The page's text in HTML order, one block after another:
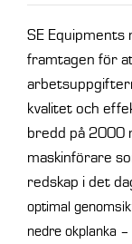
mängd
SE Equipments
framtagen för
kvalitet och
bredd på 2000
maskinförare
redskap i det
optimal
nedre okplanka